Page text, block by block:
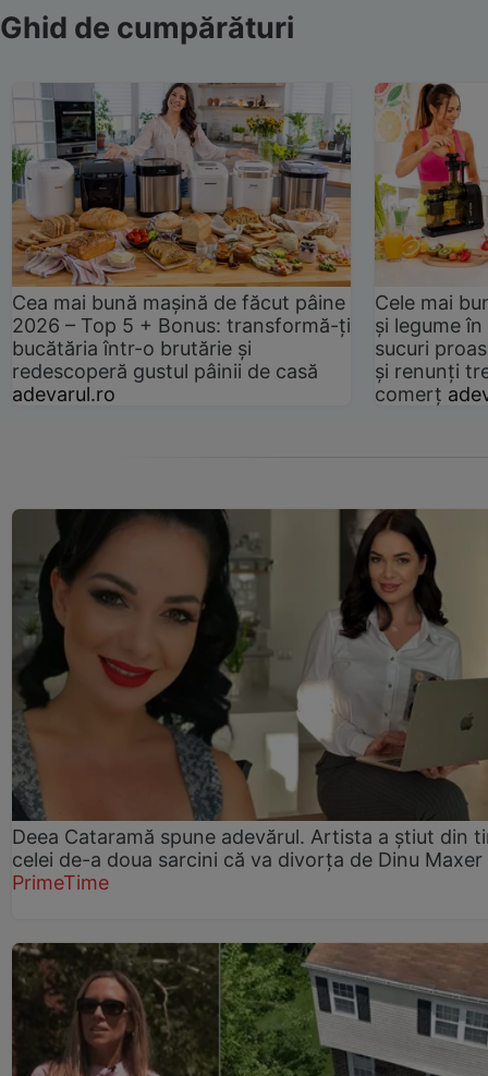
Ghid de cumpărături
Cea mai bună mașină de făcut pâine
2026 – Top 5 + Bonus: transformă-ți
bucătăria într-o brutărie și
redescoperă gustul pâinii de casă
adevarul.ro
Cele mai
și legume
sucuri
și renunți
comerț
Deea Cataramă spune adevărul. Artista a știut din
celei de-a doua sarcini că va divorța de Dinu Maxer
PrimeTime